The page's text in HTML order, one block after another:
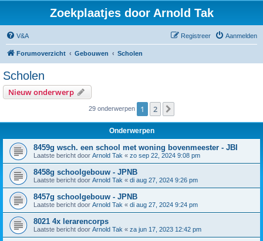
Zoekplaatjes door Arnold Tak
V&A Aanmelden
Registreer
Forumoverzicht Gebouwen Scholen
Scholen
Nieuw onderwerp
29 onderwerpen 1 2
Onderwerpen
8459g wsch. een school met woning bovenmeester - JBI
Laatste bericht door Arnold Tak « zo sep 22, 2024 9:08 pm
8458g schoolgebouw - JPNB
Laatste bericht door Arnold Tak « di aug 27, 2024 9:26 pm
8457g schoolgebouw - JPNB
Laatste bericht door Arnold Tak « di aug 27, 2024 9:24 pm
8021 4x lerarencorps
Laatste bericht door Arnold Tak « za jun 17, 2023 12:42 pm